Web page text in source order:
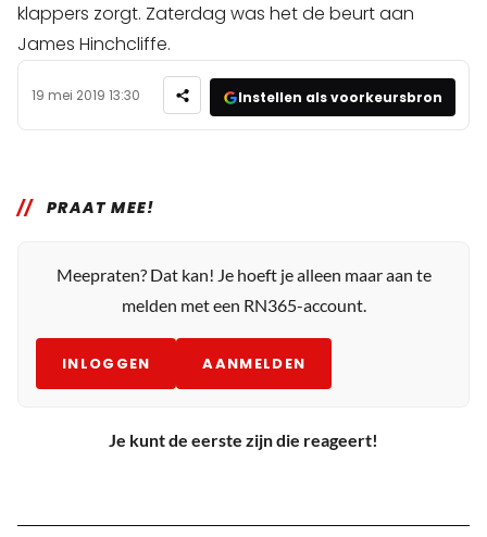
klappers zorgt. Zaterdag was het de beurt aan
James Hinchcliffe.
19 mei 2019 13:30 Instellen als voorkeursbron
PRAAT MEE!
Meepraten? Dat kan! Je hoeft je alleen maar aan te
melden met een RN365-account.
INLOGGEN AANMELDEN
Je kunt de eerste zijn die reageert!